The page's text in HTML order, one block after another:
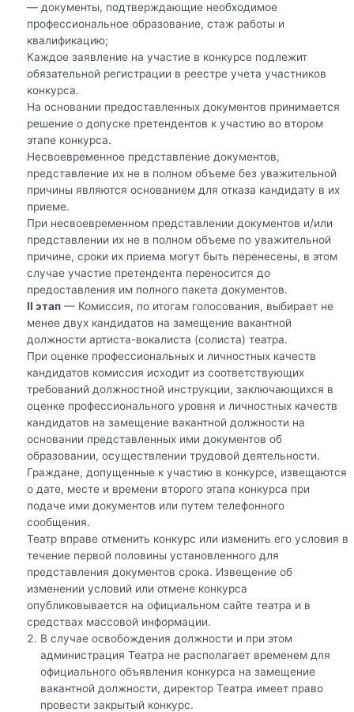
— документы, подтверждающие необходимое
профессиональное образование, стаж работы и
квалификацию;
Каждое заявление на участие в конкурсе подлежит
обязательной регистрации в реестре учета участников
конкурса.
На основании предоставленных документов принимается
решение о допуске претендентов к участию во втором
этапе конкурса.
Несвоевременное представление документов,
представление их не в полном объеме без уважительной
причины являются основанием для отказа кандидату в их
приеме.
При несвоевременном представлении документов и/или
представлении их не в полном объеме по уважительной
причине, сроки их приема могут быть перенесены, в этом
случае участие претендента переносится до
предоставления им полного пакета документов.
II этап— Комиссия, по итогам голосования, выбирает не
менее двух кандидатов на замещение вакантной
должности артиста-вокалиста (солиста) театра.
При оценке профессиональных и личностных качеств
кандидатов комиссия исходит из соответствующих
требований должностной инструкции, заключающихся в
оценке профессионального уровня и личностных качеств
кандидатов на замещение вакантной должности на
основании представленных ими документов об
образовании, осуществлении трудовой деятельности.
Граждане, допущенные к участию в конкурсе, извещаются
о дате, месте и времени второго этапа конкурса при
подаче ими документов или путем телефонного
сообщения.
Театр вправе отменить конкурс или изменить его условия в
течение первой половины установленного для
представления документов срока. Извещение об
изменении условий или отмене конкурса
опубликовывается на официальном сайте театра и в
средствах массовой информации.
В случае освобождения должности и при этом
администрация Театра не располагает временем для
официального объявления конкурса на замещение
вакантной должности, директор Театра имеет право
провести закрытый конкурс.